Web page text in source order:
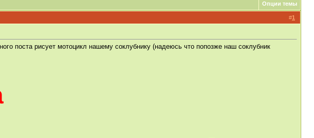
Опции темы
#1
поста рисует мотоцикл нашему соклубнику (надеюсь что попозже наш соклубник